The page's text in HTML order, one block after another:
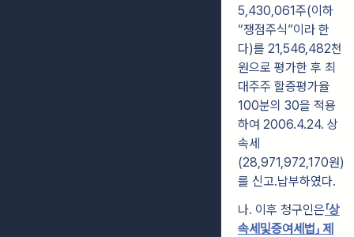
5,430,061주(이하
“쟁점주식”이라 한
다)를 21,546,482천
원으로 평가한 후 최
대주주 할증평가율
100분의 30을 적용
하여 2006.4.24. 상
속세
(28,971,972,170원)
를 신고․납부하였다.
나. 이후 청구인은「상
속세및증여세법」 제